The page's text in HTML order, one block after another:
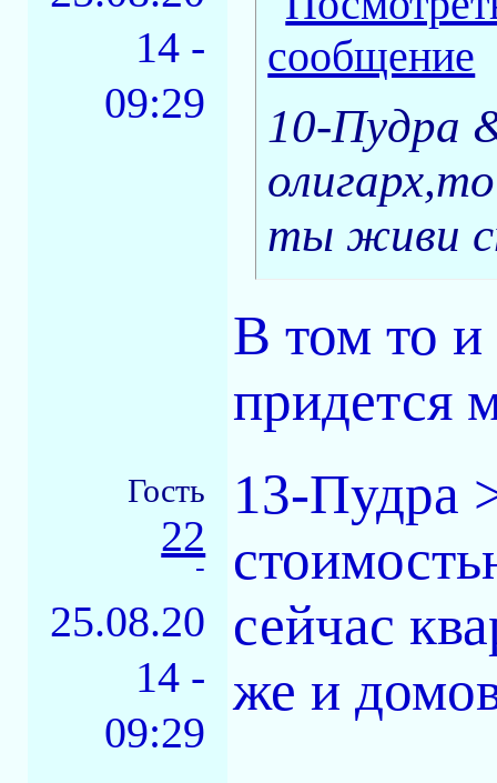
14 -
09:29
10-Пудра
ты живи
В том то и
придется
Гость
22
-
25.08.20
14 -
09:29
13-Пудра
сейчас
же и